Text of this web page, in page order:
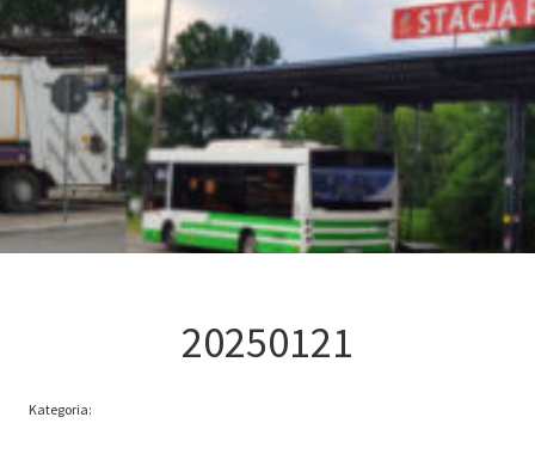
Podaj stan wodomierza
Kontakt
Oferta
20250121
Kategoria: